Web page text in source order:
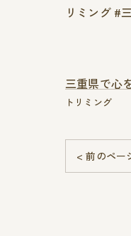
リミング #
三重県で心
トリミング
< 前のペー